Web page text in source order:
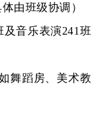
由班级协调）
及音乐表演241 班
舞蹈房、美术教